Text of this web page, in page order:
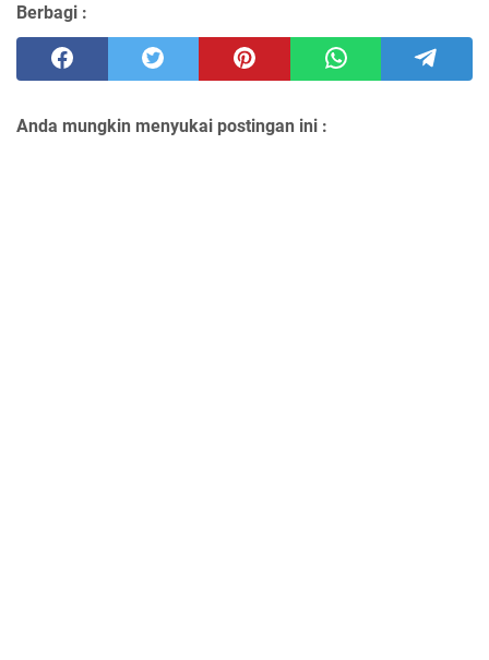
Berbagi :
Anda mungkin menyukai postingan ini :